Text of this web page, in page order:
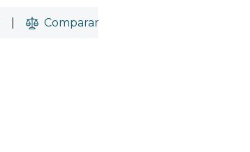
Comparar